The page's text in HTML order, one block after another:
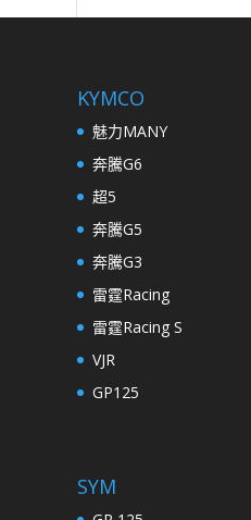
KYMCO
魅力MANY
奔騰G6
超5
奔騰G5
奔騰G3
雷霆Racing
雷霆Racing S
VJR
GP125
SYM